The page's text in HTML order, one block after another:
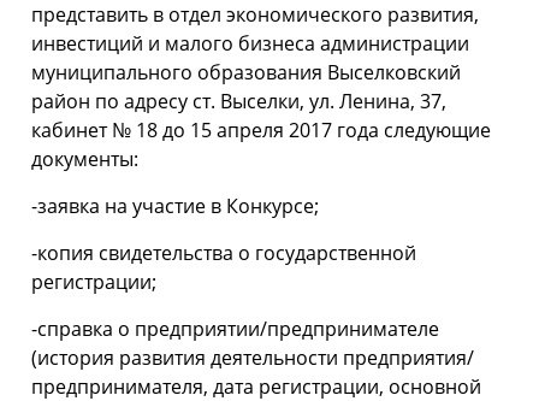
представить в отдел экономического развития,
инвестиций и малого бизнеса администрации
муниципального образования Выселковский
район по адресу ст. Выселки, ул. Ленина, 37,
кабинет № 18 до 15 апреля 2017 года следующие
документы:
-заявка на участие в Конкурсе;
-копия свидетельства о государственной
регистрации;
-справка о предприятии/предпринимателе
(история развития деятельности предприятия/
предпринимателя, дата регистрации, основной